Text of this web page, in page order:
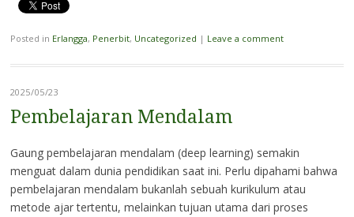
Posted in Erlangga, Penerbit, Uncategorized | Leave a comment
2025/05/23
Pembelajaran Mendalam
Gaung pembelajaran mendalam (deep learning) semakin
menguat dalam dunia pendidikan saat ini. Perlu dipahami bahwa
pembelajaran mendalam bukanlah sebuah kurikulum atau
metode ajar tertentu, melainkan tujuan utama dari proses